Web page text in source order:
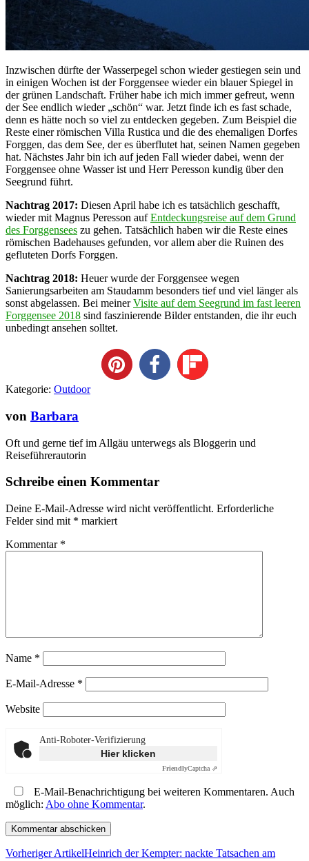
Inzwischen dürfte der Wasserpegel schon wieder gestiegen sein und
in einigen Wochen ist der Forggensee wieder ein blauer Spiegel in
der grünen Landschaft. Früher habe ich mich immer gefreut, wenn
der See endlich wieder „schön“ war. Jetzt finde ich es fast schade,
denn es hätte noch so viel zu entdecken gegeben. Zum Beispiel die
Reste einer römischen Villa Rustica und die des ehemaligen Dorfes
Forggen, das dem See, der es überflutet hat, seinen Namen gegeben
hat. Nächstes Jahr bin ich auf jeden Fall wieder dabei, wenn der
Forggensee ohne Wasser ist und Herr Peresson kundig über den
Seegrund führt.
Nachtrag 2017: Diesen April habe ich es tatsächlich geschafft,
wieder mit Magnus Peresson aufEntdeckungsreise auf dem Grund
des Forggensees zu gehen. Tatsächlich haben wir die Reste eines
römischen Badehauses gefunden, vor allem aber die Ruinen des
gefluteten Dorfs Forggen.
Nachtrag 2018: Heuer wurde der Forggensee wegen
Sanierungsarbeiten am Staudamm besonders tief und viel länger als
sonst abgelassen. Bei meinerVisite auf dem Seegrund im fast leeren
Forggensee 2018 sind faszinierende Bilder entstanden, die ihr euch
unbedingt ansehen solltet.
Kategorie: Outdoor
von Barbara
Oft und gerne tief im Allgäu unterwegs als Bloggerin und
Reiseführerautorin
Schreibe einen Kommentar
Deine E-Mail-Adresse wird nicht veröffentlicht. Erforderliche
Felder sind mit * markiert
Kommentar *
Name *
E-Mail-Adresse *
Website
Anti-Roboter-Verifizierung
Hier klicken
FriendlyCaptcha ⇗
E-Mail-Benachrichtigung bei weiteren Kommentaren. Auch
möglich: Abo ohne Kommentar.
Vorheriger ArtikelHeinrich der Kempter: nackte Tatsachen am